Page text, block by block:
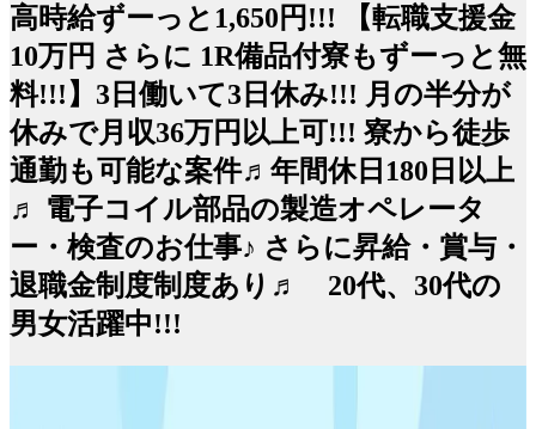
高時給ずーっと1,650円!!! 【転職支援金
10万円 さらに 1R備品付寮もずーっと無
料!!!】3日働いて3日休み!!! 月の半分が
休みで月収36万円以上可!!! 寮から徒歩
通勤も可能な案件♬年間休日180日以上
♬ 電子コイル部品の製造オペレータ
ー・検査のお仕事♪ さらに昇給・賞与・
退職金制度制度あり♬ 20代、30代の
男女活躍中!!!